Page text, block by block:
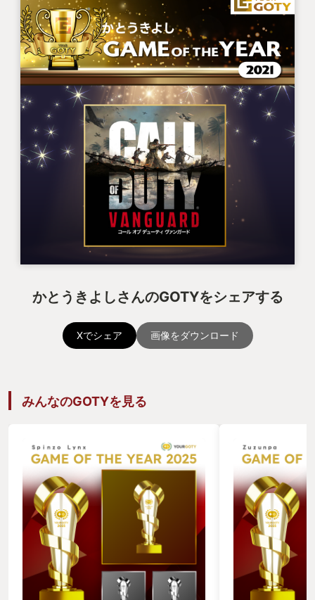
かとうきよしさんのGOTYをシェアする
Xでシェア 画像をダウンロード
みんなのGOTYを見る